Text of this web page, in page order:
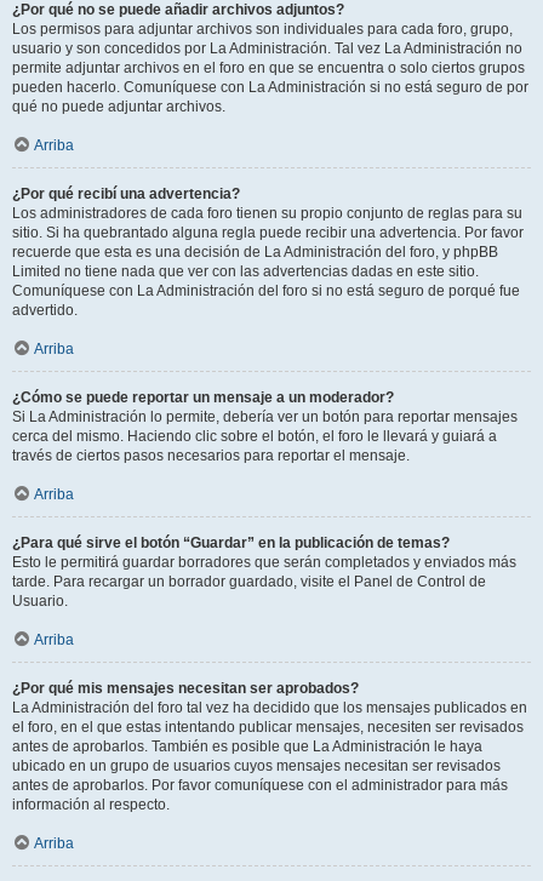
¿Por qué no se puede añadir archivos adjuntos?
Los permisos para adjuntar archivos son individuales para cada foro, grupo,
usuario y son concedidos por La Administración. Tal vez La Administración no
permite adjuntar archivos en el foro en que se encuentra o solo ciertos grupos
pueden hacerlo. Comuníquese con La Administración si no está seguro de por
qué no puede adjuntar archivos.
Arriba
¿Por qué recibí una advertencia?
Los administradores de cada foro tienen su propio conjunto de reglas para su
sitio. Si ha quebrantado alguna regla puede recibir una advertencia. Por favor
recuerde que esta es una decisión de La Administración del foro, y phpBB
Limited no tiene nada que ver con las advertencias dadas en este sitio.
Comuníquese con La Administración del foro si no está seguro de porqué fue
advertido.
Arriba
¿Cómo se puede reportar un mensaje a un moderador?
Si La Administración lo permite, debería ver un botón para reportar mensajes
cerca del mismo. Haciendo clic sobre el botón, el foro le llevará y guiará a
través de ciertos pasos necesarios para reportar el mensaje.
Arriba
¿Para qué sirve el botón “Guardar” en la publicación de temas?
Esto le permitirá guardar borradores que serán completados y enviados más
tarde. Para recargar un borrador guardado, visite el Panel de Control de
Usuario.
Arriba
¿Por qué mis mensajes necesitan ser aprobados?
La Administración del foro tal vez ha decidido que los mensajes publicados en
el foro, en el que estas intentando publicar mensajes, necesiten ser revisados
antes de aprobarlos. También es posible que La Administración le haya
ubicado en un grupo de usuarios cuyos mensajes necesitan ser revisados
antes de aprobarlos. Por favor comuníquese con el administrador para más
información al respecto.
Arriba